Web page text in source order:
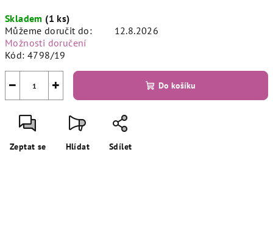
cena:
Skladem (1 ks)
Můžeme doručit do:
12.8.2026
Možnosti doručení
Kód: 4798/19
+
− Do košíku
Zeptat se Hlídat Sdílet